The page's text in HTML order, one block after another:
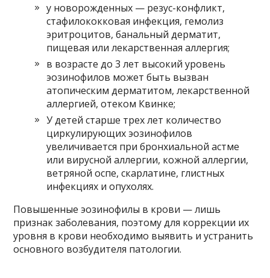
у новорожденных — резус-конфликт,
стафилококковая инфекция, гемолиз
эритроцитов, банальный дерматит,
пищевая или лекарственная аллергия;
в возрасте до 3 лет высокий уровень
эозинофилов может быть вызван
атопическим дерматитом, лекарственной
аллергией, отеком Квинке;
У детей старше трех лет количество
циркулирующих эозинофилов
увеличивается при бронхиальной астме
или вирусной аллергии, кожной аллергии,
ветряной оспе, скарлатине, глистных
инфекциях и опухолях.
Повышенные эозинофилы в крови — лишь
признак заболевания, поэтому для коррекции их
уровня в крови необходимо выявить и устранить
основного возбудителя патологии.